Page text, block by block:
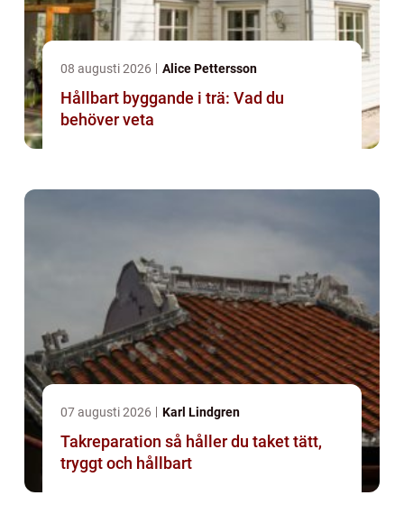
08 augusti 2026 Alice Pettersson
Hållbart byggande i trä: Vad du
behöver veta
07 augusti 2026 Karl Lindgren
Takreparation så håller du taket tätt,
tryggt och hållbart